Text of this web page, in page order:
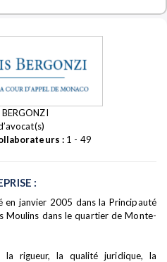
: 1 - 49
:
en janvier 2005 dans la Principauté
Moulins dans le quartier de Monte-
la rigueur, la qualité juridique, la